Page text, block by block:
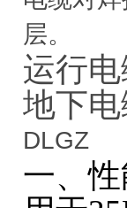
层。
运行
地下
DLGZ
一、